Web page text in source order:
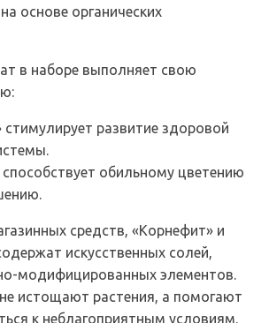
основе органических
в наборе выполняет свою
развитие здоровой
обильному цветению
средств, «Корнефит» и
искусственных солей,
модифицированных элементов.
истощают растения, а помогают
к неблагоприятным условиям.